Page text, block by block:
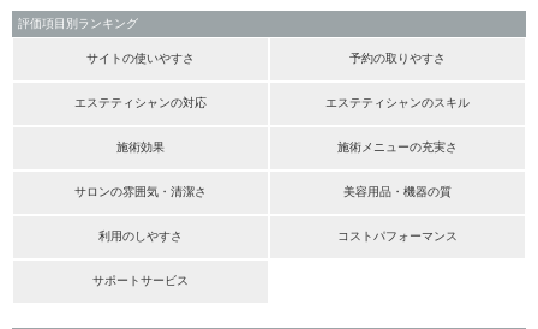
評価項目別ランキング
サイトの使いやすさ 予約の取りやすさ
エステティシャンの対応 エステティシャンのスキル
施術効果 施術メニューの充実さ
サロンの雰囲気・清潔さ 美容用品・機器の質
利用のしやすさ コストパフォーマンス
サポートサービス